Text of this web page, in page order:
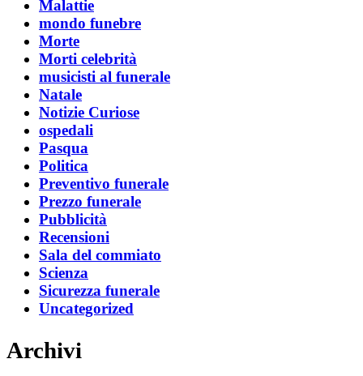
Malattie
mondo funebre
Morte
Morti celebrità
musicisti al funerale
Natale
Notizie Curiose
ospedali
Pasqua
Politica
Preventivo funerale
Prezzo funerale
Pubblicità
Recensioni
Sala del commiato
Scienza
Sicurezza funerale
Uncategorized
Archivi